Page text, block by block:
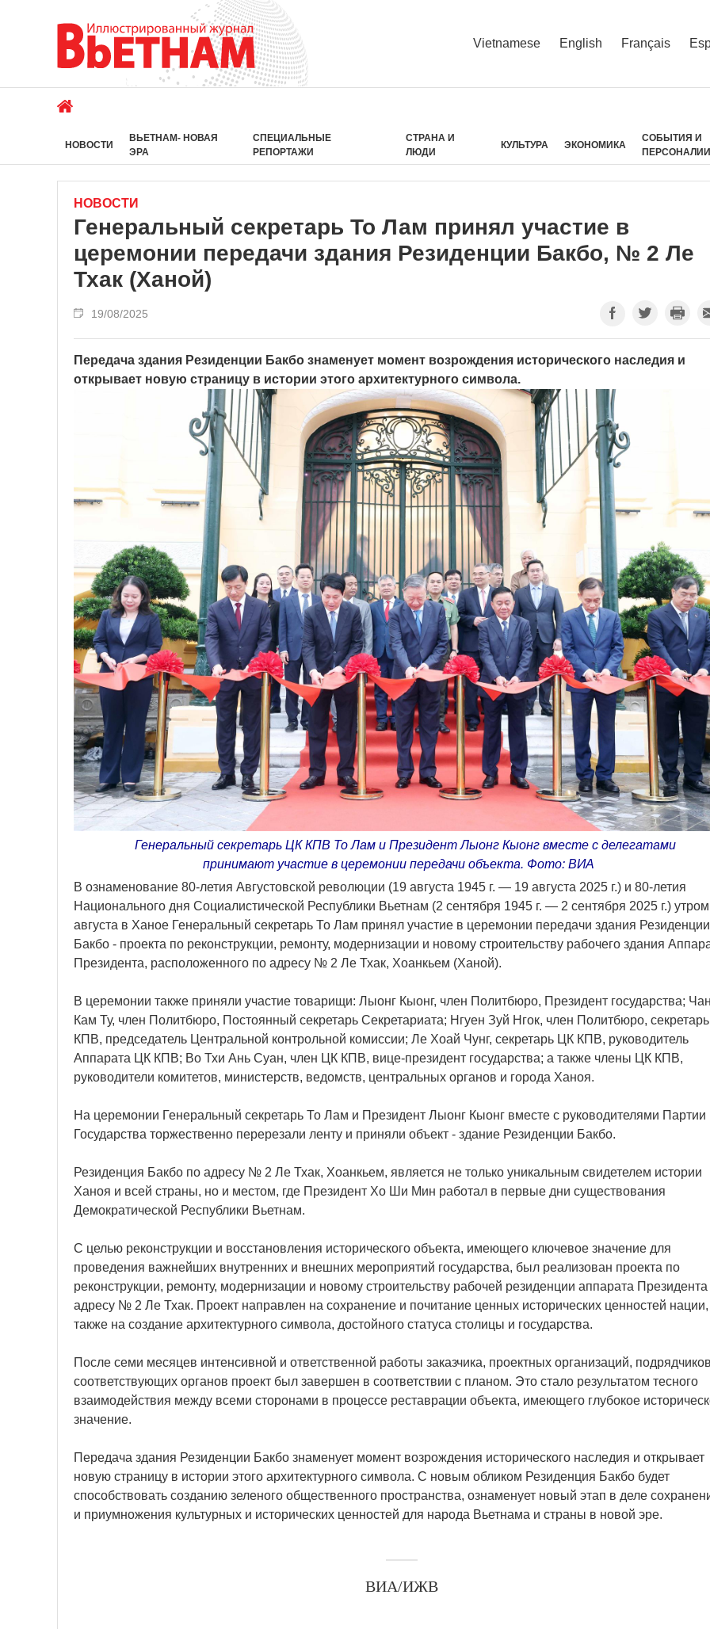
Vietnamese English Français
НОВОСТИ
ВЬЕТНАМ- НОВАЯ
ЭРА
СПЕЦИАЛЬНЫЕ
РЕПОРТАЖИ
СТРАНА И
ЛЮДИ
КУЛЬТУРА ЭКОНОМИКА
СОБЫТИЯ И
НОВОСТИ
Генеральный секретарь То Лам принял участие в
церемонии передачи здания Резиденции Бакбо, № 2 Ле
Тхак (Ханой)
19/08/2025
Передача здания Резиденции Бакбо знаменует момент возрождения исторического наследия и
открывает новую страницу в истории этого архитектурного символа.
Генеральный секретарь ЦК КПВ То Лам и Президент Лыонг Кыонг вместе с делегатами
принимают участие в церемонии передачи объекта. Фото: ВИА
В ознаменование 80-летия Августовской революции (19 августа 1945 г. — 19 августа 2025 г.) и 80-летия
Национального дня Социалистической Республики Вьетнам (2 сентября 1945 г. — 2 сентября 2025 г.)
августа в Ханое Генеральный секретарь То Лам принял участие в церемонии передачи здания Резиденции
Бакбо - проекта по реконструкции, ремонту, модернизации и новому строительству рабочего здания
Президента, расположенного по адресу № 2 Ле Тхак, Хоанкьем (Ханой).
В церемонии также приняли участие товарищи: Лыонг Кыонг, член Политбюро, Президент государства;
Кам Ту, член Политбюро, Постоянный секретарь Секретариата; Нгуен Зуй Нгок, член Политбюро,
КПВ, председатель Центральной контрольной комиссии; Ле Хоай Чунг, секретарь ЦК КПВ, руководитель
Аппарата ЦК КПВ; Во Тхи Ань Суан, член ЦК КПВ, вице-президент государства; а также члены ЦК КПВ,
руководители комитетов, министерств, ведомств, центральных органов и города Ханоя.
На церемонии Генеральный секретарь То Лам и Президент Лыонг Кыонг вместе с руководителями Партии
Государства торжественно перерезали ленту и приняли объект - здание Резиденции Бакбо.
Резиденция Бакбо по адресу № 2 Ле Тхак, Хоанкьем, является не только уникальным свидетелем истории
Ханоя и всей страны, но и местом, где Президент Хо Ши Мин работал в первые дни существования
Демократической Республики Вьетнам.
С целью реконструкции и восстановления исторического объекта, имеющего ключевое значение для
проведения важнейших внутренних и внешних мероприятий государства, был реализован проекта по
реконструкции, ремонту, модернизации и новому строительству рабочей резиденции аппарата
адресу № 2 Ле Тхак. Проект направлен на сохранение и почитание ценных исторических ценностей
также на создание архитектурного символа, достойного статуса столицы и государства.
После семи месяцев интенсивной и ответственной работы заказчика, проектных организаций,
соответствующих органов проект был завершен в соответствии с планом. Это стало результатом тесного
взаимодействия между всеми сторонами в процессе реставрации объекта, имеющего глубокое
значение.
Передача здания Резиденции Бакбо знаменует момент возрождения исторического наследия и открывает
новую страницу в истории этого архитектурного символа. С новым обликом Резиденция Бакбо будет
способствовать созданию зеленого общественного пространства, ознаменует новый этап в деле
и приумножения культурных и исторических ценностей для народа Вьетнама и страны в новой эре.
ВИА/ИЖВ